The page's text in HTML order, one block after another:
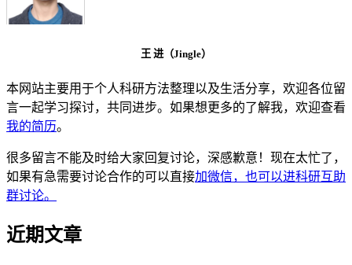
王 进（Jingle）
本网站主要用于个人科研方法整理以及生活分享，欢迎各位留
言一起学习探讨，共同进步。如果想更多的了解我，欢迎查看
我的简历。
很多留言不能及时给大家回复讨论，深感歉意！现在太忙了，
如果有急需要讨论合作的可以直接加微信，也可以进科研互助
群讨论。
近期文章